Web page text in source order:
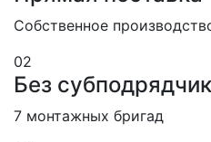
Собственное
02
Без
7 монтажных бригад